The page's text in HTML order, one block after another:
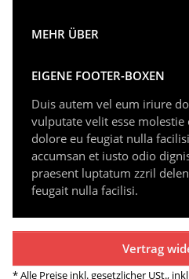
MEHR ÜBER
EIGENE FOOTER-BOXEN
Duis autem vel eum iriure
vulputate velit esse
dolore eu feugiat nulla
accumsan et iusto odio
praesent luptatum zzril
feugait nulla facilisi.
Vertrag
* Alle Preise inkl. gesetzlicher USt.,